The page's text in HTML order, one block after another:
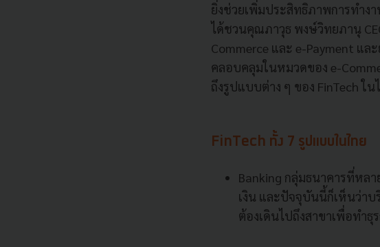
ยิ่งช่วยเพิ่มประสิทธิภาพการทำง
ได้ชวนคุณภาวุธ พงษ์วิทยภานุ
Commerce และ e-Payment แ
คลอบคลุมในหมวดของ e-
ถึงรูปแบบต่าง ๆ ของ FinTech ใ
FinTech ทั้ง 7 รูปแบบในไทย
Banking กลุ่มธนาคารที่หล
เงิน และปัจจุบันนี้ก็เห็นว่า
ต้องเดินไปถึงสาขาเพื่อทำ